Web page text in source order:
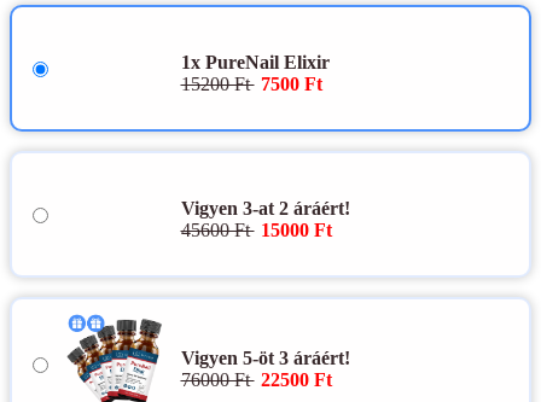
1x PureNail Elixir
15200 Ft 7500 Ft
Vigyen 3-at 2 áráért!
45600 Ft 15000 Ft
Vigyen 5-öt 3 áráért!
76000 Ft 22500 Ft